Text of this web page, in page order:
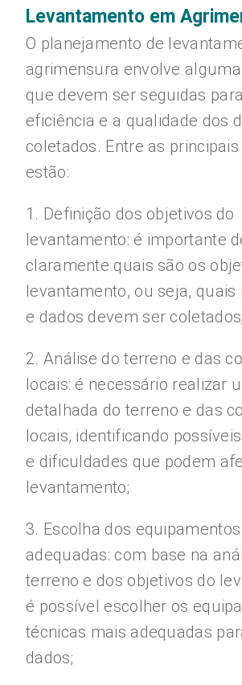
Levantamento em
O planejamento de
agrimensura envolve
que devem ser seguidas
eficiência e a qualidade dos
coletados. Entre as
estão:
1. Definição dos objetivos do
levantamento: é importante
claramente quais são os
levantamento, ou seja,
e dados devem ser coletados;
2. Análise do terreno e das
locais: é necessário realizar
detalhada do terreno e das
locais, identificando
e dificuldades que podem
levantamento;
3. Escolha dos
adequadas: com base na
terreno e dos objetivos do
é possível escolher os
técnicas mais adequadas
dados;